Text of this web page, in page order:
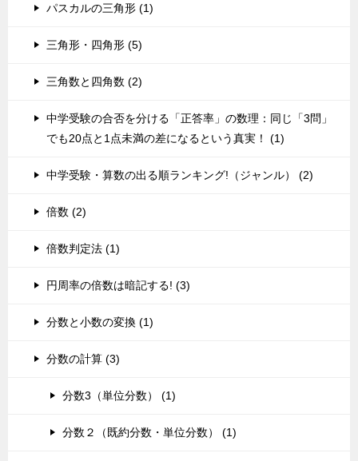
パスカルの三角形 (1)
三角形・四角形 (5)
三角数と四角数 (2)
中学受験の合否を分ける「正答率」の数理：同じ「3問」
でも20点と1点未満の差になるという真実！ (1)
中学受験・算数の出る順ランキング!（ジャンル） (2)
倍数 (2)
倍数判定法 (1)
円周率の倍数は暗記する! (3)
分数と小数の変換 (1)
分数の計算 (3)
分数3（単位分数） (1)
分数２（既約分数・単位分数） (1)